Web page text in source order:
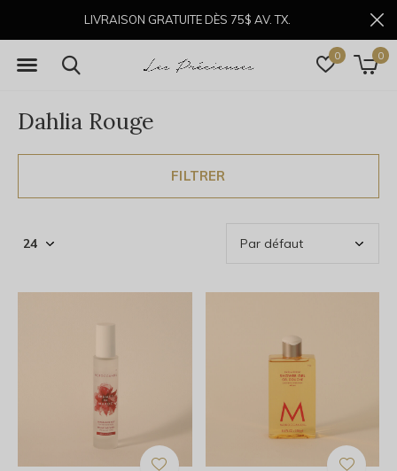
0 0
LIVRAISON GRATUITE DÈS 75$ AV. TX.
Dahlia Rouge
FILTRER